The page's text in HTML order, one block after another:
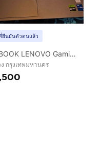
ยืนยันตัวตนแล้ว
NOTEBOOK LENOVO Gaming LOQ 15IRX9 - Type 83DV
กรุงเทพมหานคร